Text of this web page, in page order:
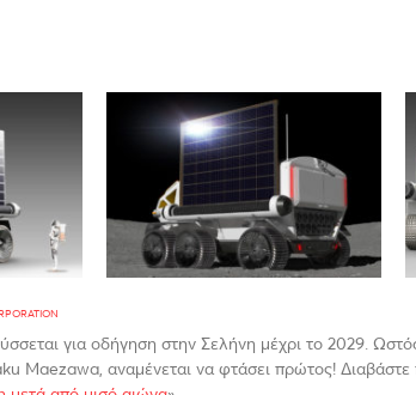
για οδήγηση στην Σελήνη μέχρι το 2029.
Maezawa, αναμένεται να φτάσει πρώτος!